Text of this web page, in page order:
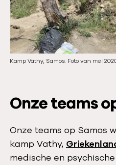
Kamp Vathy, Samos. Foto van mei
Onze teams
Onze teams op Samos
kamp Vathy,
medische en